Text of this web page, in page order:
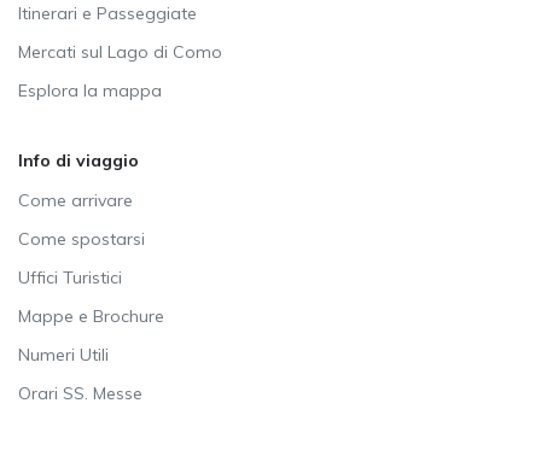
Itinerari e Passeggiate
Mercati sul Lago di Como
Esplora la mappa
Info di viaggio
Come arrivare
Come spostarsi
Uffici Turistici
Mappe e Brochure
Numeri Utili
Orari SS. Messe